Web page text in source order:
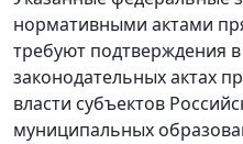
нормативными актами
требуют подтверждения
законодательных актах
власти субъектов
муниципальных